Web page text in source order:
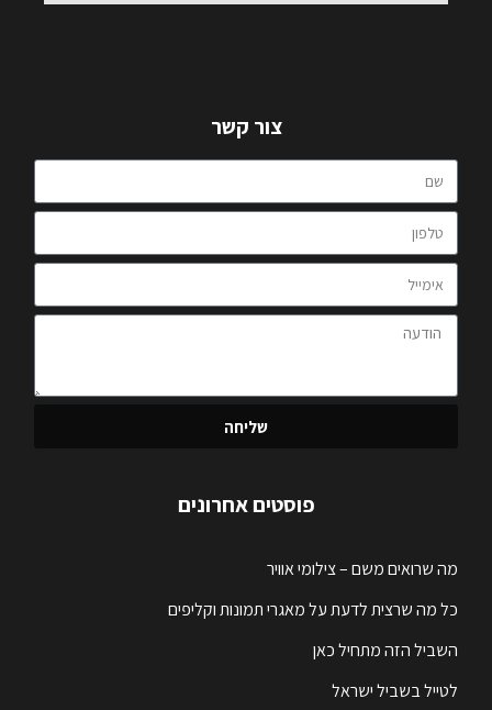
צור קשר
שליחה
פוסטים אחרונים
מה שרואים משם – צילומי אוויר
כל מה שרצית לדעת על מאגרי תמונות וקליפים
השביל הזה מתחיל כאן
לטייל בשביל ישראל